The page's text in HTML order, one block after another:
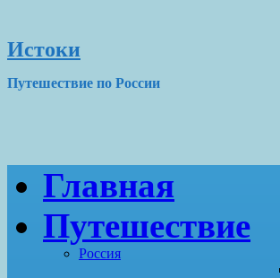
Истоки
Путешествие по России
Главная
Путешествие
Россия